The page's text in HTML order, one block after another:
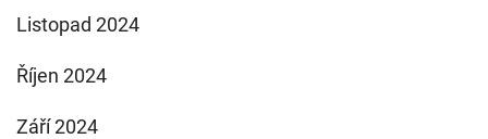
Listopad 2024
Říjen 2024
Září 2024